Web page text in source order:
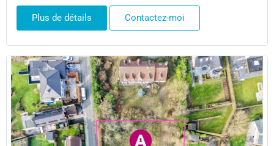
Plus de détails Contactez-moi